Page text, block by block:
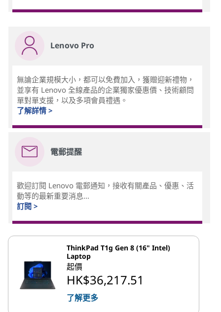
Lenovo Pro
無論企業規模大小，都可以免費加入，獲贈迎新禮物，
並享有 Lenovo 全線產品的企業獨家優惠價、技術顧問
單對單支援，以及多項會員禮遇。
了解詳情 >
電郵提醒
歡迎訂閱 Lenovo 電郵通知，接收有關產品、優惠、活
動等的最新重要消息...
訂閱 >
ThinkPad T1g Gen 8 (16" Intel)
Laptop
起價
HK$36,217.51
了解更多